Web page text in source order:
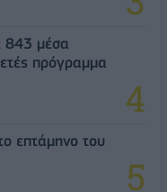
843 μέσα
πρόγραμμα
επτάμηνο του